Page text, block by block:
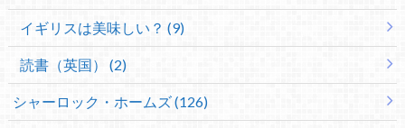
イギリスは美味しい？ (9)
読書（英国） (2)
シャーロック・ホームズ (126)